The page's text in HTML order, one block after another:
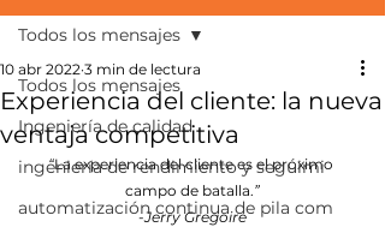
Todos los mensajes
Ingeniería de calidad
ingeniería de rendimiento y seguimi
automatización continua de pila com
Todos los mensajes
Experiencia del cliente: la nueva
ventaja competitiva
10 abr 2022 3 min de lectura
“La experiencia del cliente es el próximo
campo de batalla.”
-Jerry Gregoire